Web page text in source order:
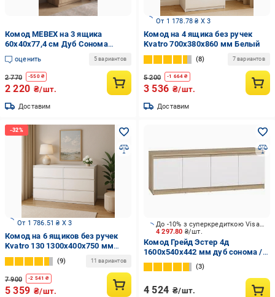
Комод MEBEX на 3 ящика
60х40х77,4 см Дуб Сонома
(VM3B600DS)
оценить 5 вариантов
2 770 -550₴
2 220 ₴/шт.
Доставим
От 1 178.78 ₴ X 3
Комод на 4 ящика без ручек
Kvatro 700х380х860 мм Белый
8 7 вариантов
5 200 -1 664 ₴
3 536 ₴/шт.
Доставим
От 1 786.51 ₴ X 3
Комод на 6 ящиков без ручек
Kvatro 130 1300х400х750 мм
Белый
9 11 вариантов
7 900 -2 541 ₴
5 359 ₴/шт.
4 297.80 ₴/шт.
До -10% з суперкредиткою Visa Вигода
Комод Грейд Эстер 4д
1600x540x442 мм дуб сонома /
белый
3
4 524 ₴/шт.